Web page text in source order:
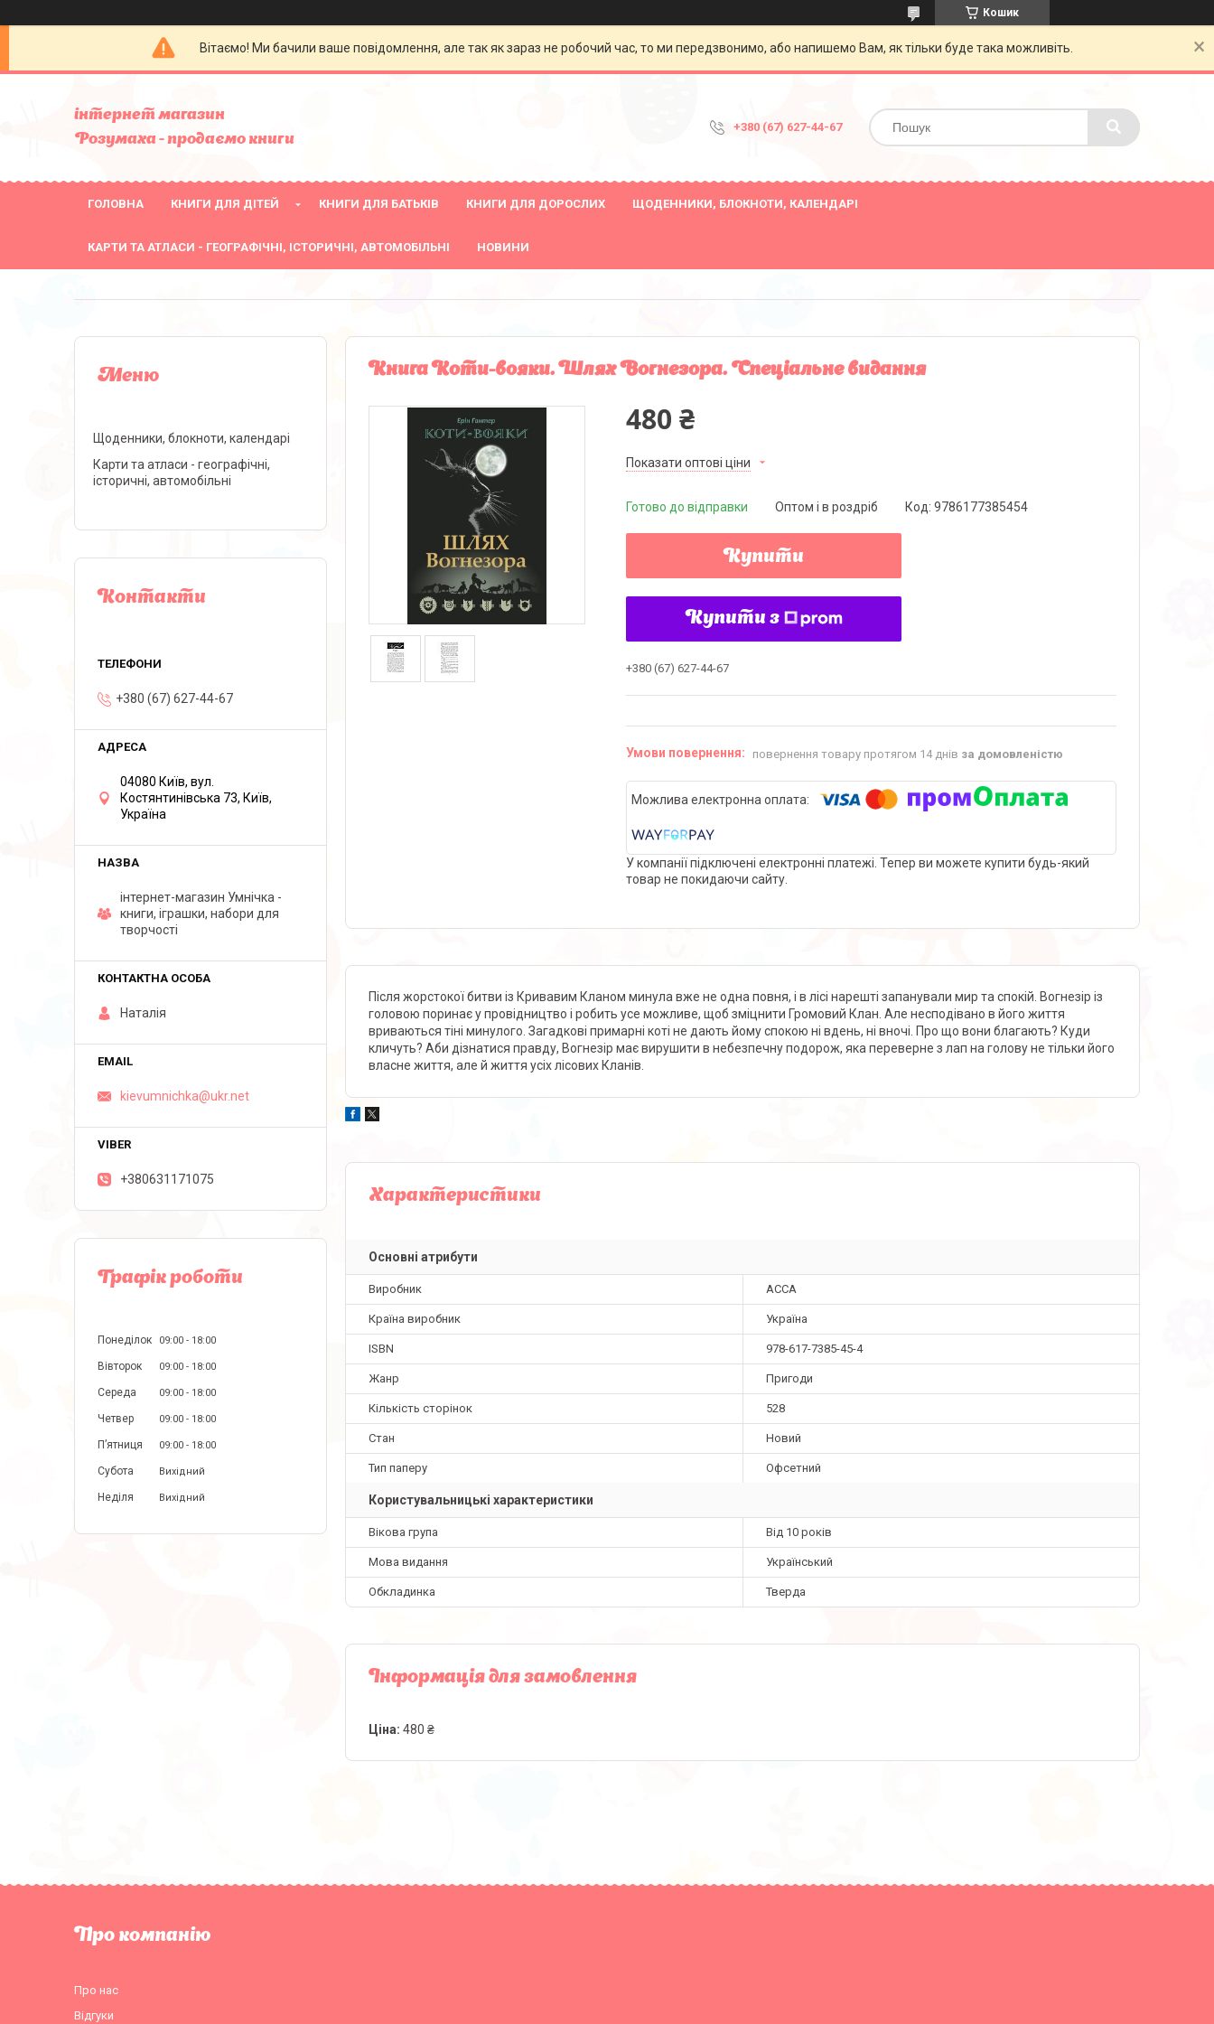
Кошик
Вітаємо! Ми бачили ваше повідомлення, але так як зараз не робочий час, то ми передзвонимо, або напишемо Вам, як тільки буде така можливіть.
інтернет магазин
Розумаха - продаємо книги
+380 (67) 627-44-67
ГОЛОВНА КНИГИ ДЛЯ ДІТЕЙ КНИГИ ДЛЯ БАТЬКІВ КНИГИ ДЛЯ ДОРОСЛИХ ЩОДЕННИКИ, БЛОКНОТИ, КАЛЕНДАРІ
КАРТИ ТА АТЛАСИ - ГЕОГРАФІЧНІ, ІСТОРИЧНІ, АВТОМОБІЛЬНІ НОВИНИ
Книга Коти-вояки. Шлях Вогнезора. Спеціальне видання
480 ₴
Показати оптові ціни
Готово до відправки Оптом і в роздріб Код: 9786177385454
Купити
Купити з
+380 (67) 627-44-67
повернення товару протягом 14 днів за домовленістю
У компанії підключені електронні платежі. Тепер ви можете купити будь-який
товар не покидаючи сайту.
Після жорстокої битви із Кривавим Кланом минула вже не одна повня, і в лісі нарешті запанували мир та спокій. Вогнезір із
головою поринає у провідництво і робить усе можливе, щоб зміцнити Громовий Клан. Але несподівано в його життя
вриваються тіні минулого. Загадкові примарні коті не дають йому спокою ні вдень, ні вночі. Про що вони благають? Куди
кличуть? Аби дізнатися правду, Вогнезір має вирушити в небезпечну подорож, яка переверне з лап на голову не тільки його
власне життя, але й життя усіх лісових Кланів.
Характеристики
Основні атрибути
Виробник АССА
Країна виробник Україна
ISBN 978-617-7385-45-4
Жанр Пригоди
Кількість сторінок 528
Стан Новий
Тип паперу Офсетний
Користувальницькі характеристики
Вікова група Від 10 років
Мова видання Український
Обкладинка Тверда
Інформація для замовлення
Ціна: 480 ₴
Щоденники, блокноти, календарі
Карти та атласи - географічні,
історичні, автомобільні
Контакти
+380 (67) 627-44-67
04080 Київ, вул.
Костянтинівська 73, Київ,
Україна
інтернет-магазин Умнічка -
книги, іграшки, набори для
творчості
Наталія
kievumnichka@ukr.net
+380631171075
Графік роботи
Понеділок 09:00 18:00
Вівторок 09:00 18:00
Середа 09:00 18:00
Четвер 09:00 18:00
Пʼятниця 09:00 18:00
Субота Вихідний
Неділя Вихідний
Про компанію
Про нас
Відгуки